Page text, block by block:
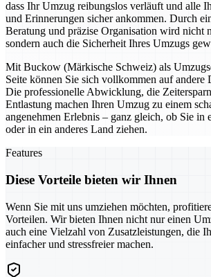
dass Ihr Umzug reibungslos verläuft und alle
und Erinnerungen sicher ankommen. Durch
Beratung und präzise Organisation wird nicht
sondern auch die Sicherheit Ihres Umzugs
Mit Buckow (Märkische Schweiz) als
Seite können Sie sich vollkommen auf andere
Die professionelle Abwicklung, die
Entlastung machen Ihren Umzug zu einem
angenehmen Erlebnis – ganz gleich, ob Sie in
oder in ein anderes Land ziehen.
Features
Diese Vorteile bieten wir Ihnen
Wenn Sie mit uns umziehen möchten,
Vorteilen. Wir bieten Ihnen nicht nur einen
auch eine Vielzahl von Zusatzleistungen, die
einfacher und stressfreier machen.